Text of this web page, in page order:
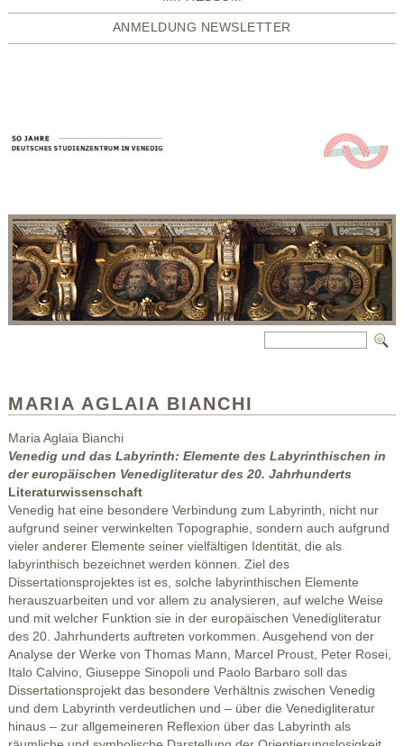
ANMELDUNG NEWSLETTER
MARIA AGLAIA BIANCHI
Maria Aglaia Bianchi
Venedig und das Labyrinth: Elemente des Labyrinthischen in
der europäischen Venedigliteratur des 20. Jahrhunderts
Literaturwissenschaft
Venedig hat eine besondere Verbindung zum Labyrinth, nicht nur
aufgrund seiner verwinkelten Topographie, sondern auch aufgrund
vieler anderer Elemente seiner vielfältigen Identität, die als
labyrinthisch bezeichnet werden können. Ziel des
Dissertationsprojektes ist es, solche labyrinthischen Elemente
herauszuarbeiten und vor allem zu analysieren, auf welche Weise
und mit welcher Funktion sie in der europäischen Venedigliteratur
des 20. Jahrhunderts auftreten vorkommen. Ausgehend von der
Analyse der Werke von Thomas Mann, Marcel Proust, Peter Rosei,
Italo Calvino, Giuseppe Sinopoli und Paolo Barbaro soll das
Dissertationsprojekt das besondere Verhältnis zwischen Venedig
und dem Labyrinth verdeutlichen und – über die Venedigliteratur
hinaus – zur allgemeineren Reflexion über das Labyrinth als